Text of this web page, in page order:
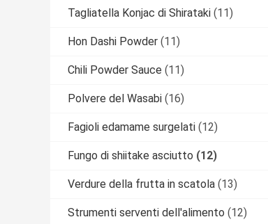
Tagliatella Konjac di Shirataki (11)
Hon Dashi Powder (11)
Chili Powder Sauce (11)
Polvere del Wasabi (16)
Fagioli edamame surgelati (12)
Fungo di shiitake asciutto (12)
Verdure della frutta in scatola (13)
Strumenti serventi dell'alimento (12)